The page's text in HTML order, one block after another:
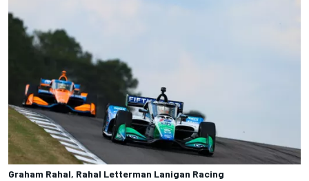
Graham Rahal, Rahal Letterman Lanigan Racing